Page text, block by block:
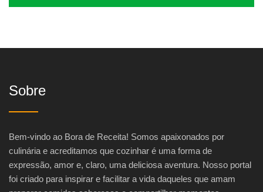
Sobre
Bem-vindo ao Bora de Receita! Somos apaixonados por
culinária e acreditamos que cozinhar é uma forma de
expressão, amor e, claro, uma deliciosa aventura. Nosso portal
foi criado para inspirar e facilitar a vida daqueles que amam